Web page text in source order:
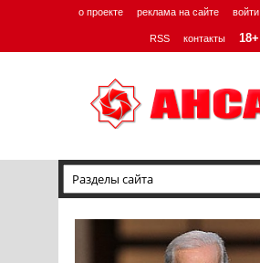
о проекте реклама на сайте войти
RSS контакты 18+